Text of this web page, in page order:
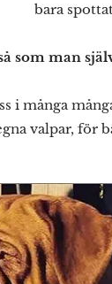
bara
som man
i många
valpar, för